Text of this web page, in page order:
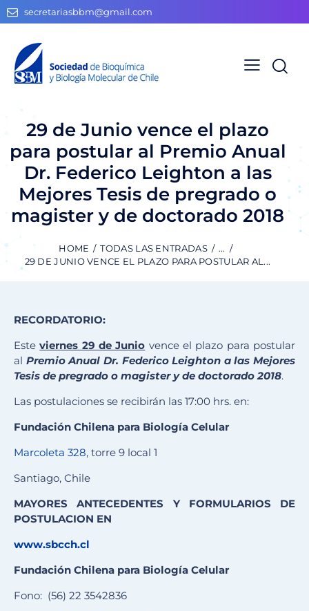
secretariasbbm@gmail.com
29 de Junio vence el plazo
para postular al Premio Anual
Dr. Federico Leighton a las
Mejores Tesis de pregrado o
magister y de doctorado 2018
HOME TODAS LAS ENTRADAS
...
29 DE JUNIO VENCE EL PLAZO PARA POSTULAR AL...
RECORDATORIO:
Esteviernes 29 de Junio vence el plazo para postular
al Premio Anual Dr. Federico Leighton a las Mejores
Tesis de pregrado o magister y de doctorado 2018.
Las postulaciones se recibirán las 17:00 hrs. en:
Fundación Chilena para Biología Celular
Marcoleta 328, torre 9 local 1
Santiago, Chile
MAYORES ANTECEDENTES Y FORMULARIOS DE
POSTULACION EN
www.sbcch.cl
Fundación Chilena para Biología Celular
Fono: (56) 22 3542836